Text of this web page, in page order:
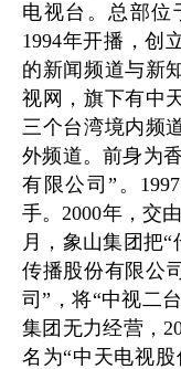
电视台。总部位
1994年开播，创
的新闻频道与新
视网，旗下有中
三个台湾境内频
外频道。前身为
有限公司”。
手。2000年，交
月，象山集团把
传播股份有限公
司”，将“中视二
集团无力经营，
名为“中天电视